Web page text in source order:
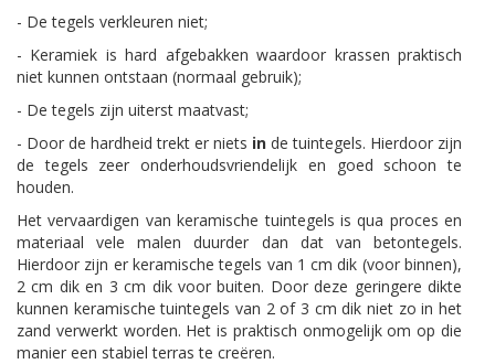
- De tegels verkleuren niet;
- Keramiek is hard afgebakken waardoor krassen praktisch
niet kunnen ontstaan (normaal gebruik);
- De tegels zijn uiterst maatvast;
- Door de hardheid trekt er niets in de tuintegels. Hierdoor zijn
de tegels zeer onderhoudsvriendelijk en goed schoon te
houden.
Het vervaardigen van keramische tuintegels is qua proces en
materiaal vele malen duurder dan dat van betontegels.
Hierdoor zijn er keramische tegels van 1 cm dik (voor binnen),
2 cm dik en 3 cm dik voor buiten. Door deze geringere dikte
kunnen keramische tuintegels van 2 of 3 cm dik niet zo in het
zand verwerkt worden. Het is praktisch onmogelijk om op die
manier een stabiel terras te creëren.